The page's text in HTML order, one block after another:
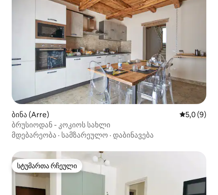
ბინა (Arre) საშუალო
5,0 (9)
ბრუსიოდან - კოკიოს სახლი
მდებარეობა · სამზარეულო · დაბინავება
სტუმართა რჩეული
სტუმართა რჩეული